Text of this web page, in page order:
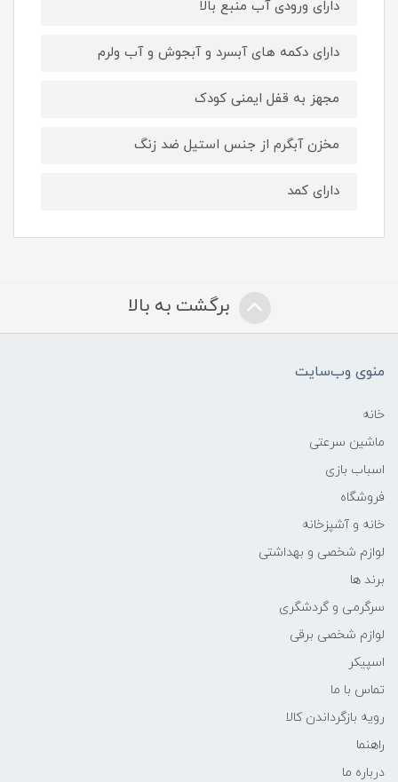
دارای ورودی آب منبع بالا
دارای دکمه های آبسرد و آبجوش و آب ولرم
مجهز به قفل ایمنی کودک
مخزن آبگرم از جنس استیل ضد زنگ
دارای کمد
برگشت به بالا
منوی وب‌سایت
خانه
ماشین سرعتی
اسباب بازی
فروشگاه
خانه و آشپزخانه
لوازم شخصی و بهداشتی
برند ها
سرگرمی و گردشگری
لوازم شخصی برقی
اسپیکر
تماس با ما
رویه بازگرداندن کالا
راهنما
درباره ما